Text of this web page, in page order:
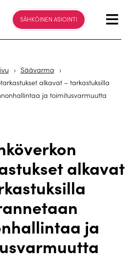
SÄHKÖINEN ASIOINTI
› Säävarma
›
alkavat – tarkastuksilla
ja toimitusvarmuutta
alkavat
ja